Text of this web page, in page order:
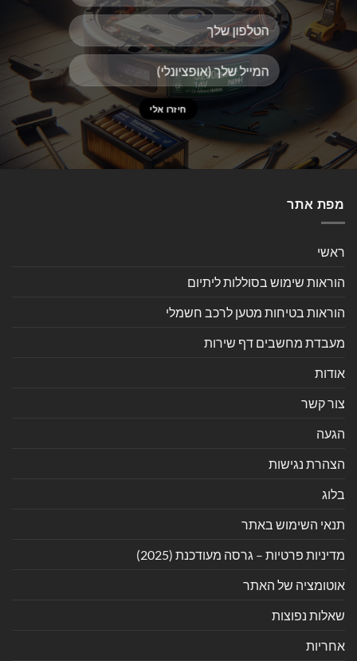
מפת אתר
ראשי
הוראות שימוש בסוללות ליתיום
הוראות בטיחות מטען לרכב חשמלי
מעבדת מחשבים דף שירות
אודות
צור קשר
הגעה
הצהרת נגישות
בלוג
תנאי השימוש באתר
מדיניות פרטיות – גרסה מעודכנת (2025)
אוטומציה של האתר
שאלות נפוצות
אחריות